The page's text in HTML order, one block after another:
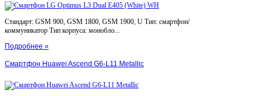
Стандарт: GSM 900, GSM 1800, GSM 1900, U Тип: смартфон/
коммуникатор Тип корпуса: монобло...
Подробнее »
Смартфон Huawei Ascend G6-L11 Metallic